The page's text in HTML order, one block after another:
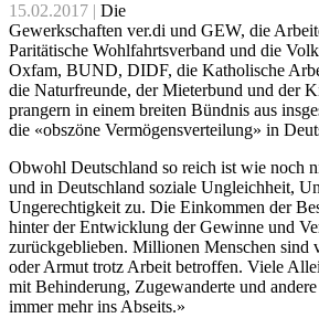
15.02.2017 | Die
Gewerkschaften ver.di und GEW, die
Paritätische Wohlfahrtsverband und die
Oxfam, BUND, DIDF, die Katholische
die Naturfreunde, der Mieterbund und der
prangern in einem breiten Bündnis aus
die «obszöne Vermögensverteilung» in
Obwohl Deutschland so reich ist wie noch
und in Deutschland soziale Ungleichheit,
Ungerechtigkeit zu. Die Einkommen der
hinter der Entwicklung der Gewinne und
zurückgeblieben. Millionen Menschen sind
oder Armut trotz Arbeit betroffen. Viele
mit Behinderung, Zugewanderte und
immer mehr ins Abseits.»